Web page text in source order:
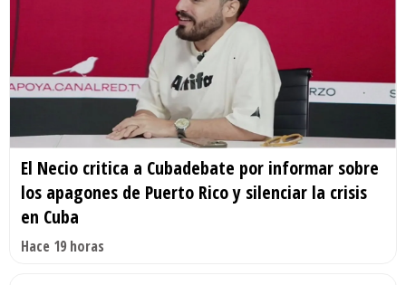
El Necio critica a Cubadebate por informar sobre
los apagones de Puerto Rico y silenciar la crisis
en Cuba
Hace 19 horas